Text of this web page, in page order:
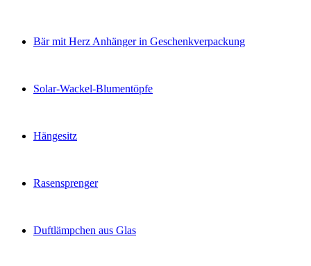
Bär mit Herz Anhänger in Geschenkverpackung
Solar-Wackel-Blumentöpfe
Hängesitz
Rasensprenger
Duftlämpchen aus Glas